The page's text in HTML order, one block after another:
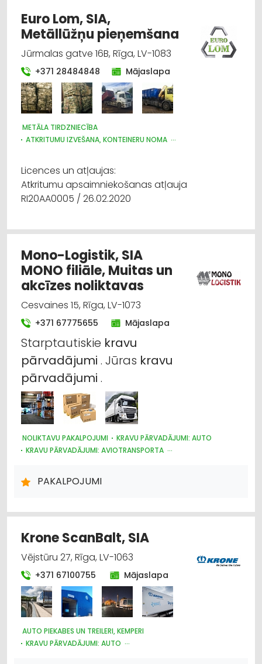
Euro Lom, SIA,
Metāllūžņu pieņemšana
Jūrmalas gatve 16B, Rīga, LV-1083
+371 28484848 Mājaslapa
METĀLA TIRDZNIECĪBA
ATKRITUMU IZVEŠANA, KONTEINERU NOMA
Licences un atļaujas:
Atkritumu apsaimniekošanas atļauja
RI20AA0005 / 26.02.2020
Mono-Logistik, SIA
MONO filiāle, Muitas un
akcīzes noliktavas
Cesvaines 15, Rīga, LV-1073
+371 67775655 Mājaslapa
Starptautiskie kravu
pārvadājumi . Jūras kravu
pārvadājumi .
NOLIKTAVU PAKALPOJUMI
KRAVU PĀRVADĀJUMI: AUTO
KRAVU PĀRVADĀJUMI: AVIOTRANSPORTA
KRAVU PĀRVADĀJUMI: KUĢU
PAKALPOJUMI
Krone ScanBalt, SIA
Vējstūru 27, Rīga, LV-1063
+371 67100755 Mājaslapa
AUTO PIEKABES UN TREILERI, KEMPERI
KRAVU PĀRVADĀJUMI: AUTO